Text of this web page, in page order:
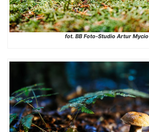
fot. BB Foto-Studio Artur Mycio